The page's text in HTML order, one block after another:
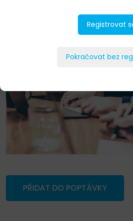
PŘIDAT DO POPTÁVKY
Registrovat
Pokračovat bez